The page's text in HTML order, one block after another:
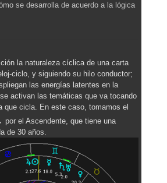
se desarrolla de acuerdo a la lógica
la naturaleza cíclica de una carta
ciclo, y siguiendo su hilo conductor;
las energías latentes en la
activan las temáticas que va tocando
que cicla. En este caso, tomamos el
por el Ascendente, que tiene una
de 30 años.